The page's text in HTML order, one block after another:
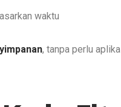
waktu
, tanpa perlu